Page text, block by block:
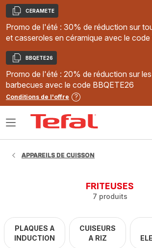
Copier
CERAMETE
Promo de l'été : 30% de réduction sur
et casseroles en céramique avec le code
Copier
BBQETE26
Promo de l'été : 20% de réduction sur
barbecues avec le code BBQETE26
Conditions de l'offre
Ouvrir
APPAREILS DE CUISSON
FRITEUSES
7 produits
PLAQUES A
INDUCTION
CUISEURS
A RIZ